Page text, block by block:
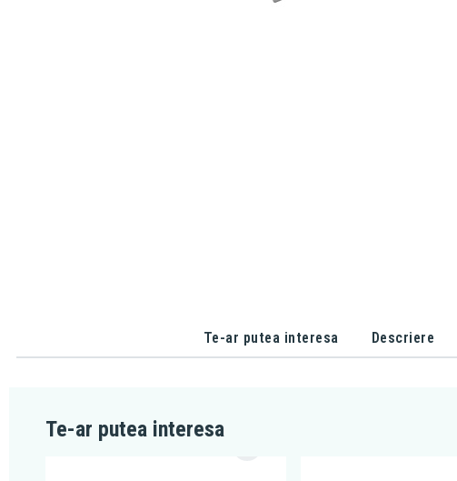
Te-ar putea interesa Descriere
Te-ar putea interesa